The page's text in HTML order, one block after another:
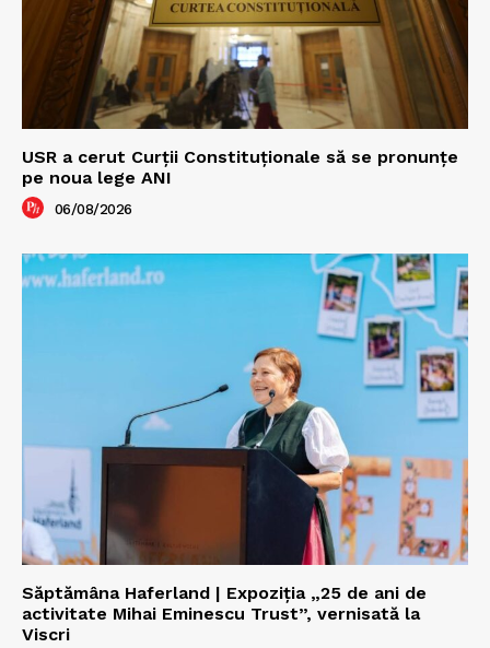
USR a cerut Curții Constituționale să se pronunțe
pe noua lege ANI
06/08/2026
Săptămâna Haferland | Expoziţia „25 de ani de
activitate Mihai Eminescu Trust”, vernisată la
Viscri